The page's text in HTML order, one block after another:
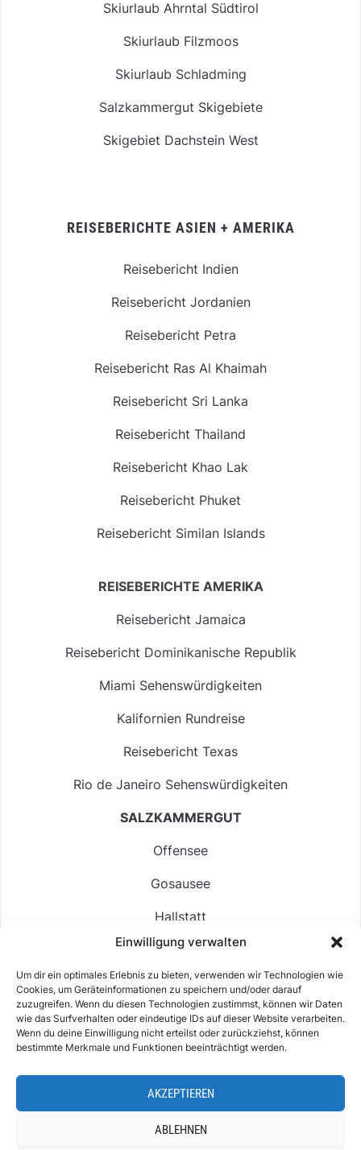
Einwilligung verwalten
Um dir ein optimales Erlebnis zu bieten, verwenden wir Technologien wie
Cookies, um Geräteinformationen zu speichern und/oder darauf
zuzugreifen. Wenn du diesen Technologien zustimmst, können wir Daten
wie das Surfverhalten oder eindeutige IDs auf dieser Website verarbeiten.
Wenn du deine Einwilligung nicht erteilst oder zurückziehst, können
bestimmte Merkmale und Funktionen beeinträchtigt werden.
AKZEPTIEREN
ABLEHNEN
Skiurlaub Ahrntal Südtirol
Skiurlaub Filzmoos
Skiurlaub Schladming
Salzkammergut Skigebiete
Skigebiet Dachstein West
REISEBERICHTE ASIEN + AMERIKA
Reisebericht Indien
Reisebericht Jordanien
Reisebericht Petra
Reisebericht Ras Al Khaimah
Reisebericht Sri Lanka
Reisebericht Thailand
Reisebericht Khao Lak
Reisebericht Phuket
Reisebericht Similan Islands
REISEBERICHTE AMERIKA
Reisebericht Jamaica
Reisebericht Dominikanische Republik
Miami Sehenswürdigkeiten
Kalifornien Rundreise
Reisebericht Texas
Rio de Janeiro Sehenswürdigkeiten
SALZKAMMERGUT
Offensee
Gosausee
Hallstatt
Langbathsee
Altausseer See
Hintersee
IMPRESSUM & KONTAKT